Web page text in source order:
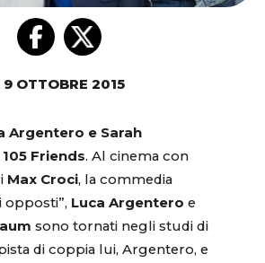
9 OTTOBRE 2015
Argentero e Sarah
Friends. Al cinema con
Max Croci, la commedia
opposti”, Luca Argentero e
sono tornati negli studi di
di coppia lui, Argentero, e